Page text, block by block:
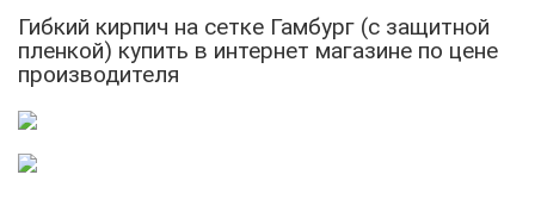
Гибкий кирпич на сетке Гамбург (с защитной
пленкой) купить в интернет магазине по цене
производителя